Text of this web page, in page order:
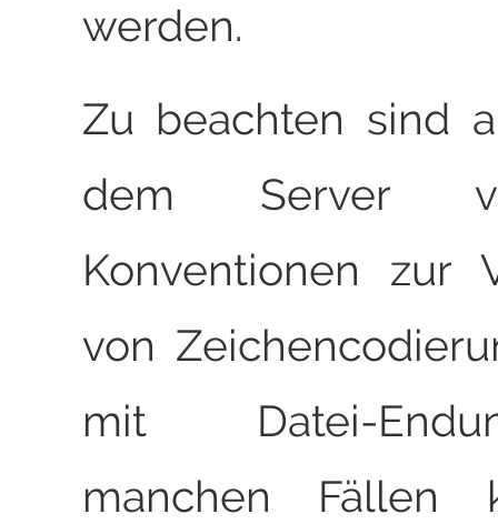
werden.
Zu beachten sind
dem Server
Konventionen zur
von
mit Datei-
manchen Fällen